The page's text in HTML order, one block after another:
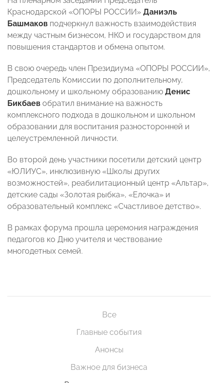
Краснодарской «ОПОРЫ РОССИИ» Даниэль
Башмаков подчеркнул важность взаимодействия
между частным бизнесом, НКО и государством для
повышения стандартов и обмена опытом.
В свою очередь член Президиума «ОПОРЫ РОССИИ»,
Председатель Комиссии по дополнительному,
дошкольному и школьному образованию Денис
Бикбаев обратил внимание на важность
комплексного подхода в дошкольном и школьном
образовании для воспитания разносторонней и
целеустремленной личности.
Во второй день участники посетили детский центр
«ЮЛИУС», инклюзивную «Школы других
возможностей», реабилитационный центр «Альтар»,
детские сады «Золотая рыбка», «Елочка» и
образовательный комплекс «Счастливое детство».
В рамках форума прошла церемония награждения
педагогов ко Дню учителя и чествование
многодетных семей.
Все
Главные события
Анонсы
Важное для бизнеса